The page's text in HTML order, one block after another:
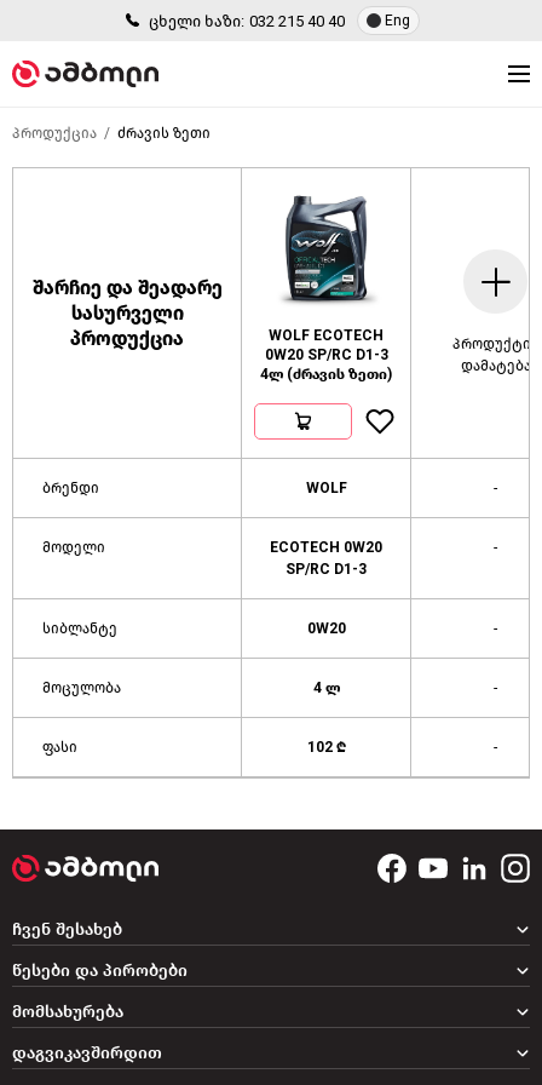
ცხელი ხაზი: 032 215 40 40 Eng
პროდუქცია ძრავის ზეთი
შარჩიე და შეადარე
სასურველი
პროდუქცია
WOLF ECOTECH
0W20 SP/RC D1-3
4ლ (ძრავის ზეთი)
პროდუქტის
დამატება
ბრენდი WOLF -
მოდელი
ECOTECH 0W20
SP/RC D1-3
-
სიბლანტე 0W20 -
მოცულობა 4 ლ -
ფასი 102 ₾ -
დაგვიკავშირდით
ჩვენ შესახებ
წესები და პირობები
მომსახურება